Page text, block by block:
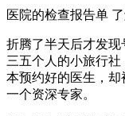
医院的检查报告单
折腾了半天后才发
三五个人的小旅行
本预约好的医生，
一个资深专家。